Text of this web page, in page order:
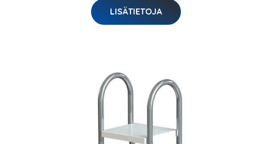
LISÄTIETOJA